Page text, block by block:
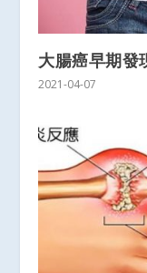
大腸癌早期發
2021-04-07